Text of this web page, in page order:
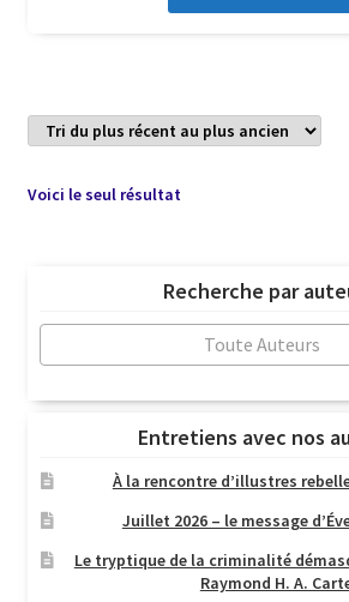
Voici le seul résultat
Recherche par
Toute Auteurs
Entretiens avec nos
À la rencontre d’illustres
Juillet 2026 – le message
Le tryptique de la criminalité
Raymond H. A.